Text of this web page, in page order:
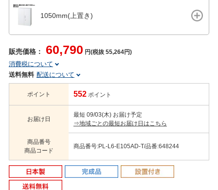
1050mm(上置き)
販売価格： 60,790 円(税抜 55,264円)
消費税について
送料無料 配送について
ポイント 552 ポイント
お届け日
最短 09/03(木) お届け予定
⇒地域ごとの最短お届け日はこちら
商品番号
商品コード
商品番号:PL-L6-E105AD-T/品番:648244